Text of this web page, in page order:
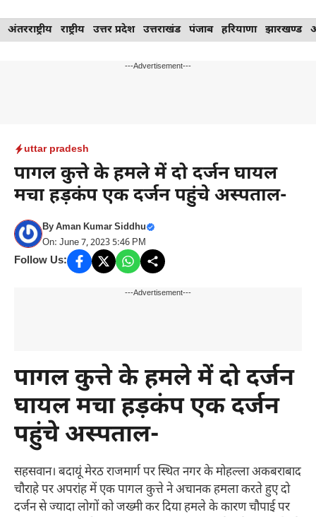
Skip
to
अंतरराष्ट्रीय राष्ट्रीय उत्तर प्रदेश उत्तराखंड पंजाब हरियाणा झारखण्ड
---Advertisement---
uttar pradesh
पागल कुत्ते के हमले में दो दर्जन घायल
मचा हड़कंप एक दर्जन पहुंचे अस्पताल-
ByAman Kumar Siddhu
On: June 7, 2023 5:46 PM
Follow Us:
---Advertisement---
पागल कुत्ते के हमले में दो दर्जन
घायल मचा हड़कंप एक दर्जन
पहुंचे अस्पताल-
सहसवान। बदायूं मेरठ राजमार्ग पर स्थित नगर के मोहल्ला अकबराबाद
चौराहे पर अपरांह में एक पागल कुत्ते ने अचानक हमला करते हुए दो
दर्जन से ज्यादा लोगों को जख्मी कर दिया हमले के कारण चौपाई पर